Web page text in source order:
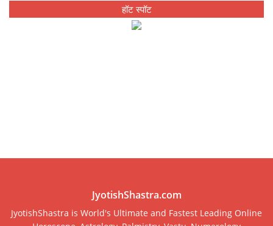
हॉट स्पॉट
JyotishShastra.com
JyotishShastra is World's Ultimate and Fastest Leading Online